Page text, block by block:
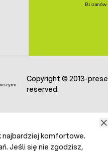
Blizanów.
Copyright © 2013-
reserved.
najbardziej komfortowe.
Jeśli się nie zgodzisz,